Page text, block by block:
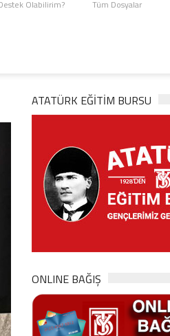
Olabilirim? Tüm Dosyalar
ATATÜRK EĞITIM BURSU
ONLINE BAĞIŞ